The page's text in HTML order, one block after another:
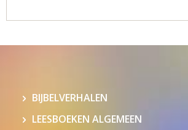
BIJBELVERHALEN
LEESBOEKEN ALGEMEEN